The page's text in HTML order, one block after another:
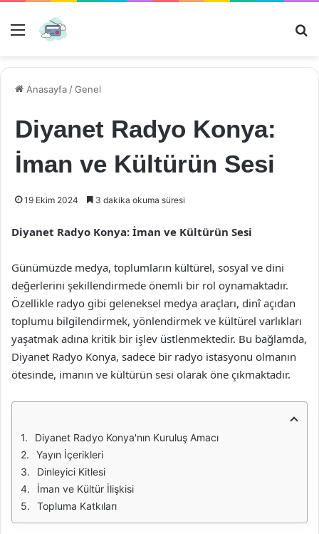
Menü
Anasayfa /Genel
Diyanet Radyo Konya:
İman ve Kültürün Sesi
19 Ekim 2024 3 dakika okuma süresi
Diyanet Radyo Konya: İman ve Kültürün Sesi
Günümüzde medya, toplumların kültürel, sosyal ve dini
değerlerini şekillendirmede önemli bir rol oynamaktadır.
Özellikle radyo gibi geleneksel medya araçları, dinî açıdan
toplumu bilgilendirmek, yönlendirmek ve kültürel varlıkları
yaşatmak adına kritik bir işlev üstlenmektedir. Bu bağlamda,
Diyanet Radyo Konya, sadece bir radyo istasyonu olmanın
ötesinde, imanın ve kültürün sesi olarak öne çıkmaktadır.
Diyanet Radyo Konya'nın Kuruluş Amacı
Yayın İçerikleri
Dinleyici Kitlesi
İman ve Kültür İlişkisi
Topluma Katkıları